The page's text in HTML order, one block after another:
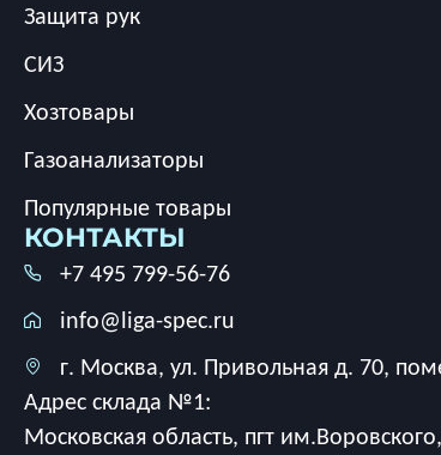
Защита рук
СИЗ
Хозтовары
Газоанализаторы
Популярные товары
КОНТАКТЫ
+7 495 799-56-76
info@liga-spec.ru
г. Москва, ул. Привольная д. 70,
Адрес склада №1:
Московская область, пгт